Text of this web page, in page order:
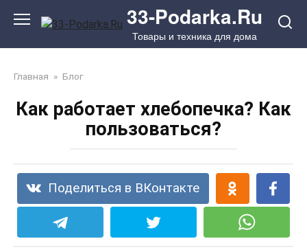
33-Podarka.Ru
Товары и техника для дома
Главная » Блог
Как работает хлебопечка? Как
пользоваться?
Поделиться в ВКонтакте